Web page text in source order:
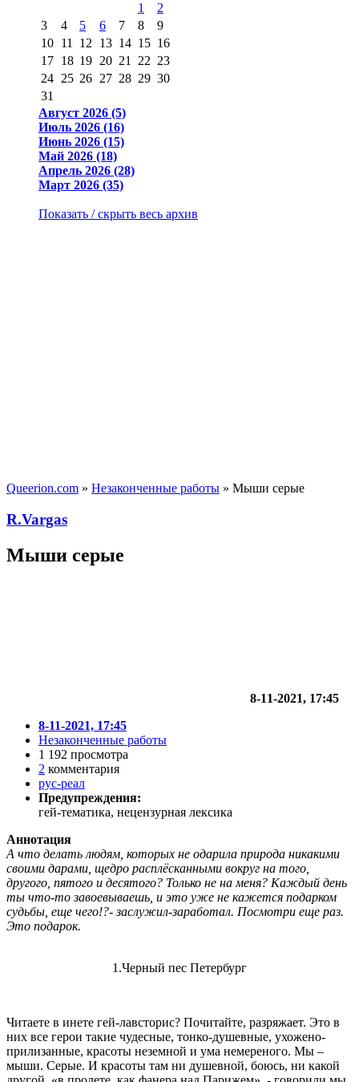
1
2
3
4 5 6 7 8
9
10 11 12 13 14 15 16
17 18 19 20 21 22 23
24 25 26 27 28 29 30
31
Август 2026 (5)
Июль 2026 (16)
Июнь 2026 (15)
Май 2026 (18)
Апрель 2026 (28)
Март 2026 (35)
Показать / скрыть весь архив
Queerion.com » Незаконченные работы » Мыши серые
R.Vargas
Мыши серые
8-11-2021, 17:45
8-11-2021, 17:45
Незаконченные работы
1 192 просмотра
2 комментария
рус-реал
Предупреждения:
гей-тематика, нецензурная лексика
Аннотация
А что делать людям, которых не одарила природа никакими
своими дарами, щедро расплёсканными вокруг на того,
другого, пятого и десятого? Только не на меня? Каждый день
ты что-то завоевываешь, и это уже не кажется подарком
судьбы, еще чего!?- заслужил-заработал. Посмотри еще раз.
Это подарок.
1.Черный пес Петербург
Читаете в инете гей-лавсторис? Почитайте, разряжает. Это в
них все герои такие чудесные, тонко-душевные, ухожено-
прилизанные, красоты неземной и ума немереного. Мы –
мыши. Серые. И красоты там ни душевной, боюсь, ни какой